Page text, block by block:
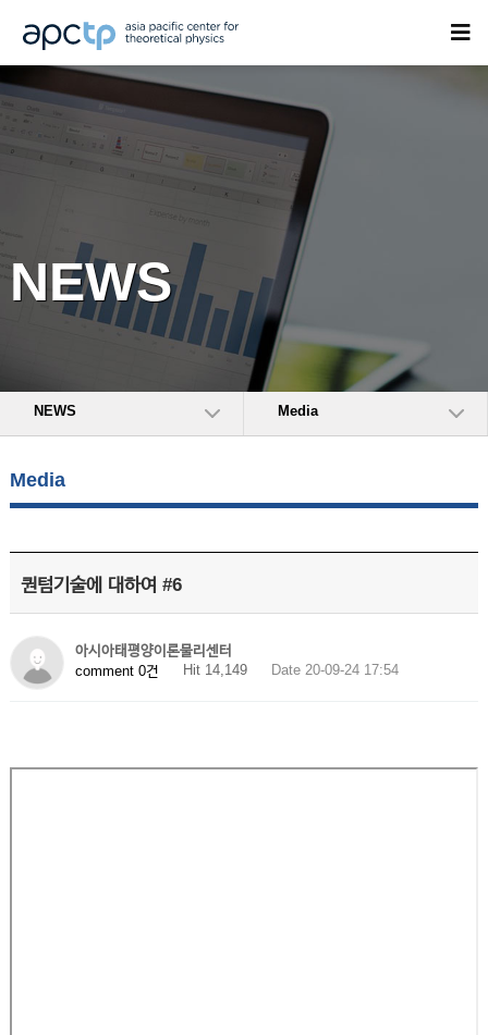
NEWS
NEWS Media
Media
퀀텀기술에 대하여 #6
아시아태평양이론물리센터
comment 0건
Hit 14,149 Date 20-09-24 17:54